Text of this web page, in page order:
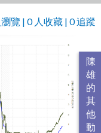
覽 | 0 人收藏 | 0 追蹤